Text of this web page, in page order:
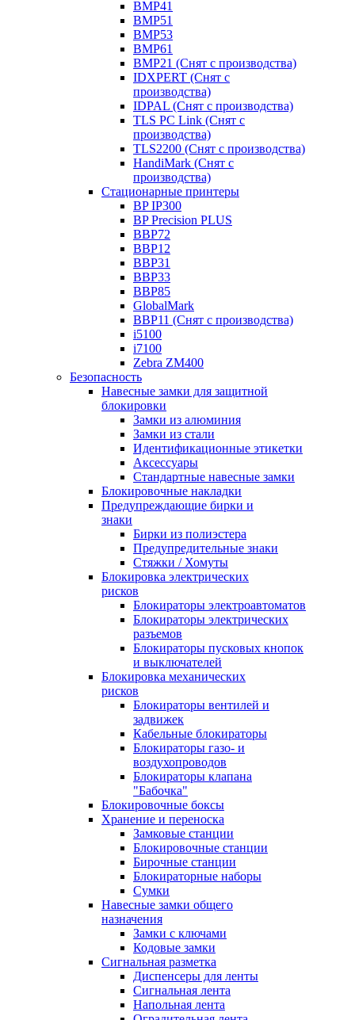
BMP41
BMP51
BMP53
BMP61
BMP21 (Снят с производства)
IDXPERT (Снят с
производства)
IDPAL (Снят с производства)
TLS PC Link (Снят с
производства)
TLS2200 (Снят с производства)
HandiMark (Снят с
производства)
Стационарные принтеры
BP IP300
BP Precision PLUS
BBP72
BBP12
BBP31
BBP33
BBP85
GlobalMark
BBP11 (Снят с производства)
i5100
i7100
Zebra ZM400
Безопасность
Навесные замки для защитной
блокировки
Замки из алюминия
Замки из стали
Идентификационные этикетки
Аксессуары
Стандартные навесные замки
Блокировочные накладки
Предупреждающие бирки и
знаки
Бирки из полиэстера
Предупредительные знаки
Стяжки / Хомуты
Блокировка электрических
рисков
Блокираторы электроавтоматов
Блокираторы электрических
разъемов
Блокираторы пусковых кнопок
и выключателей
Блокировка механических
рисков
Блокираторы вентилей и
задвижек
Кабельные блокираторы
Блокираторы газо- и
воздухопроводов
Блокираторы клапана
"Бабочка"
Блокировочные боксы
Хранение и переноска
Замковые станции
Блокировочные станции
Бирочные станции
Блокираторные наборы
Сумки
Навесные замки общего
назначения
Замки с ключами
Кодовые замки
Сигнальная разметка
Диспенсеры для ленты
Сигнальная лента
Напольная лента